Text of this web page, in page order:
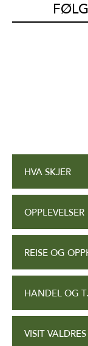
HVA SKJER
OPPLEVELSER
REISE OG
HANDEL OG
VISIT VALDRES